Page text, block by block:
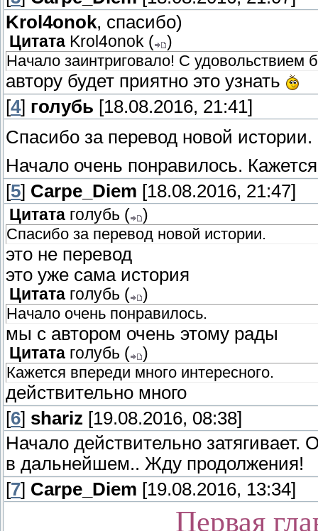
Krol4onok, спасибо)
Цитата Krol4onok (
)
Начало заинтриговало! С удовольствием
автору будет приятно это узнать
[4] голубь [18.08.2016, 21:41]
Спасибо за перевод новой истории.
Начало очень понравилось.
[5] Carpe_Diem [18.08.2016, 21:47]
Цитата голубь (
)
Спасибо за перевод новой истории.
это не перевод
это уже сама история
Цитата голубь (
)
Начало очень понравилось.
мы с автором очень этому рады
Цитата голубь (
)
Кажется впереди много интересного.
действительно много
[6] shariz [19.08.2016, 08:38]
Начало действительно затягивает.
в дальнейшем.. Жду продолжения!
[7] Carpe_Diem [19.08.2016, 13:34]
Первая